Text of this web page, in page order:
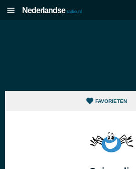
Nederlandse radio.nl
FAVORIETEN